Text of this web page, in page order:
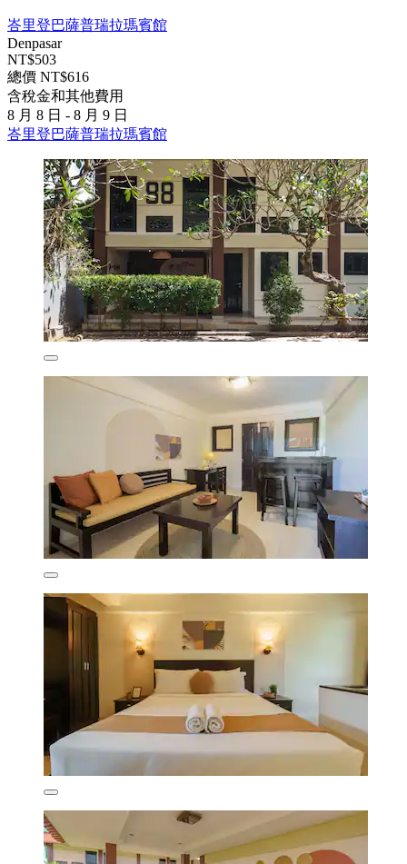
峇里登巴薩普瑞拉瑪賓館
Denpasar
NT$503
總價 NT$616
含稅金和其他費用
8 月 8 日 - 8 月 9 日
峇里登巴薩普瑞拉瑪賓館